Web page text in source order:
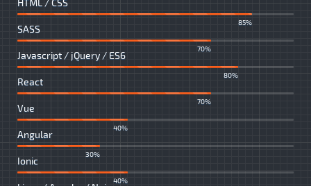
HTML / CSS
85%
SASS
70%
Javascript / jQuery / ES6
80%
React
70%
Vue
40%
Angular
30%
Ionic
40%